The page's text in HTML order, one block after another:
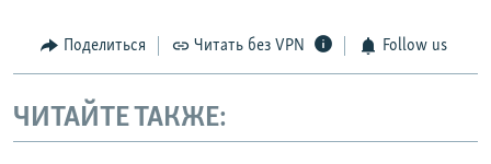
Поделиться Читать без VPN Follow us
ЧИТАЙТЕ ТАКЖЕ: